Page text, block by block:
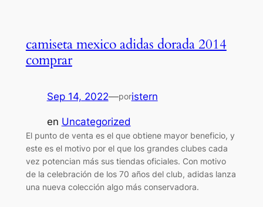
camiseta mexico adidas dorada 2014
comprar
Sep 14, 2022—poristern
en Uncategorized
El punto de venta es el que obtiene mayor beneficio, y
este es el motivo por el que los grandes clubes cada
vez potencian más sus tiendas oficiales. Con motivo
de la celebración de los 70 años del club, adidas lanza
una nueva colección algo más conservadora.